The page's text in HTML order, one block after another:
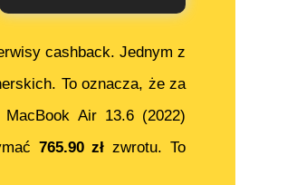
cashback. Jednym z
To oznacza, że za
MacBook Air 13.6 (2022)
765.90zł zwrotu. To